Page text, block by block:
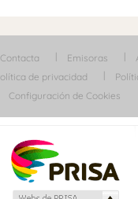
Emisoras
de privacidad
Configuración de Cookies